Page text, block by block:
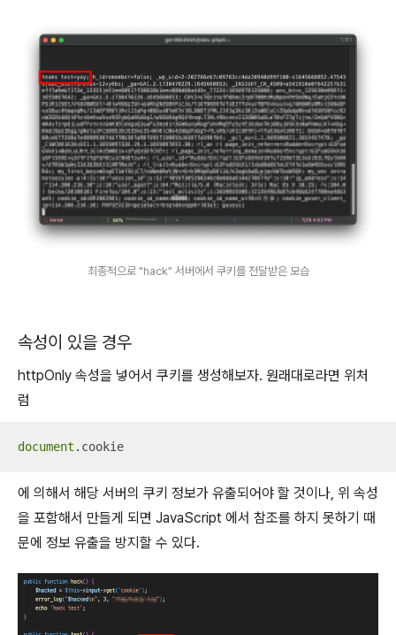
최종적으로 "hack" 서버에서 쿠키를 전달받은 모습
속성이 있을 경우
httpOnly 속성을 넣어서 쿠키를 생성해보자. 원래대로라면 위처
럼
document .cookie
에 의해서 해당 서버의 쿠키 정보가 유출되어야 할 것이나, 위 속성
을 포함해서 만들게 되면 JavaScript 에서 참조를 하지 못하기 때
문에 정보 유출을 방지할 수 있다.